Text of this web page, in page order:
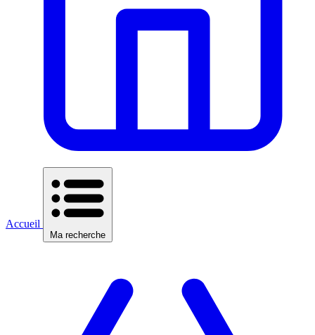
Accueil
Ma recherche